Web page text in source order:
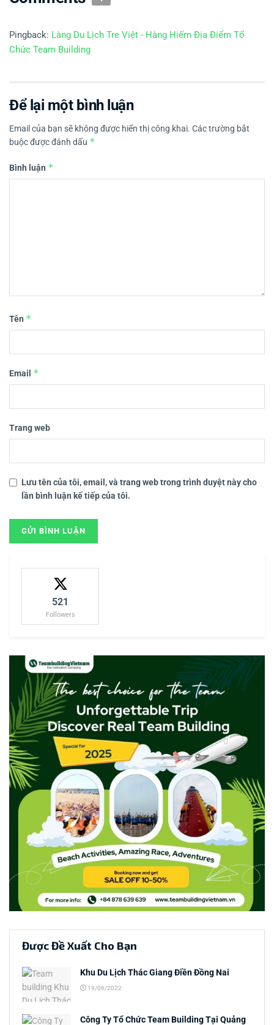
Pingback: Làng Du Lịch Tre Việt - Hàng Hiếm Địa Điểm Tổ
Chức Team Building
Để lại một bình luận
Email của bạn sẽ không được hiển thị công khai. Các trường bắt
buộc được đánh dấu *
Bình luận *
Tên *
Email *
Trang web
Lưu tên của tôi, email, và trang web trong trình duyệt này cho
lần bình luận kế tiếp của tôi.
521
Followers
Được Đề Xuất Cho Bạn
Khu Du Lịch Thác Giang Điền Đồng Nai
19/06/2022
Công Ty Tổ Chức Team Building Tại Quảng